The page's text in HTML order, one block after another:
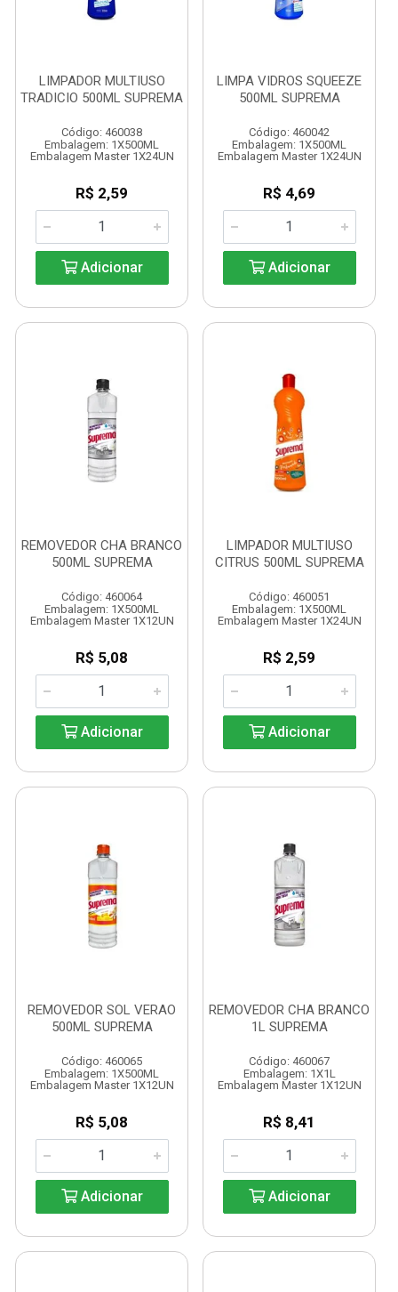
LIMPADOR MULTIUSO
TRADICIO 500ML SUPREMA
Código: 460038
Embalagem: 1X500ML
Embalagem Master 1X24UN
R$ 2,59
Adicionar
LIMPA VIDROS SQUEEZE
500ML SUPREMA
Código: 460042
Embalagem: 1X500ML
Embalagem Master 1X24UN
R$ 4,69
Adicionar
REMOVEDOR CHA BRANCO
500ML SUPREMA
Código: 460064
Embalagem: 1X500ML
Embalagem Master 1X12UN
R$ 5,08
Adicionar
LIMPADOR MULTIUSO
CITRUS 500ML SUPREMA
Código: 460051
Embalagem: 1X500ML
Embalagem Master 1X24UN
R$ 2,59
Adicionar
REMOVEDOR SOL VERAO
500ML SUPREMA
Código: 460065
Embalagem: 1X500ML
Embalagem Master 1X12UN
R$ 5,08
Adicionar
REMOVEDOR CHA BRANCO
1L SUPREMA
Código: 460067
Embalagem: 1X1L
Embalagem Master 1X12UN
R$ 8,41
Adicionar